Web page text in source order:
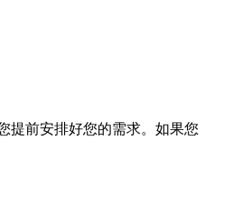
提前安排好您的需求。如果您